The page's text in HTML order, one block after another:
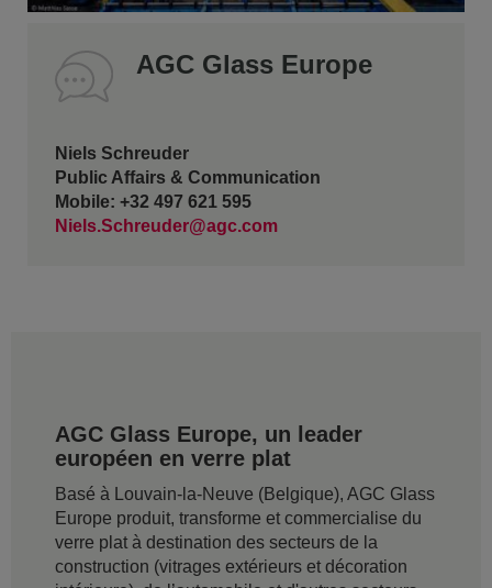
AGC Glass Europe
Niels Schreuder
Public Affairs & Communication
Mobile: +32 497 621 595
Niels.Schreuder@agc.com
AGC Glass Europe, un leader
européen en verre plat
Basé à Louvain-la-Neuve (Belgique), AGC Glass
Europe produit, transforme et commercialise du
verre plat à destination des secteurs de la
construction (vitrages extérieurs et décoration